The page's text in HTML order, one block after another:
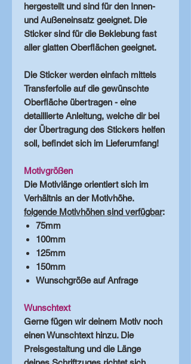
hergestellt und sind für den Innen-
und Außeneinsatz geeignet. Die
Sticker sind für die Beklebung fast
aller glatten Oberflächen geeignet.
Die Sticker werden einfach mittels
Transferfolie auf die gewünschte
Oberfläche übertragen - eine
detaillierte Anleitung, welche dir bei
der Übertragung des Stickers helfen
soll, befindet sich im Lieferumfang!
Motivgrößen
Die Motivlänge orientiert sich im
Verhältnis an der Motivhöhe.
folgende Motivhöhen sind verfügbar:
75mm
100mm
125mm
150mm
Wunschgröße auf Anfrage
Wunschtext
Gerne fügen wir deinem Motiv noch
einen Wunschtext hinzu. Die
Preisgestaltung und die Länge